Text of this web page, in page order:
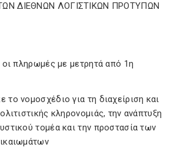
οι πληρωμές με μετρητά από 1η
το νομοσχέδιο για τη διαχείριση και
κληρονομιάς, την ανάπτυξη
τομέα και την προστασία των
ΔΙΕΘΝΩΝ ΛΟΓΙΣΤΙΚΩΝ ΠΡΟΤΥΠΩΝ